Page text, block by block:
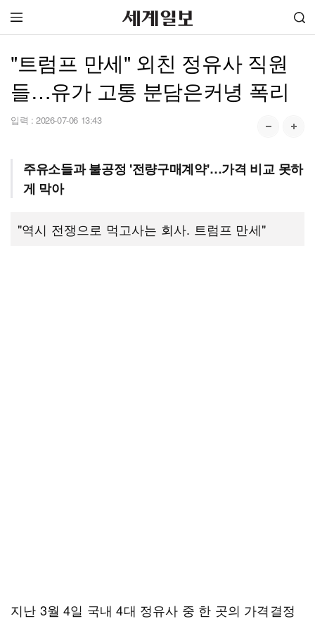
"트럼프 만세" 외친 정유사 직원
들…유가 고통 분담은커녕 폭리
입력 : 2026-07-06 13:43
주유소들과 불공정 '전량구매계약'…가격 비교 못하
게 막아
"역시 전쟁으로 먹고사는 회사. 트럼프 만세"
지난 3월 4일 국내 4대 정유사 중 한 곳의 가격결정